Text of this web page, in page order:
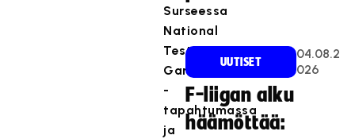
Surseessa
National
Test
Games
-
tapahtumassa
ja
UUTISET
04.08.2
026
F-liigan alku
häämöttää: